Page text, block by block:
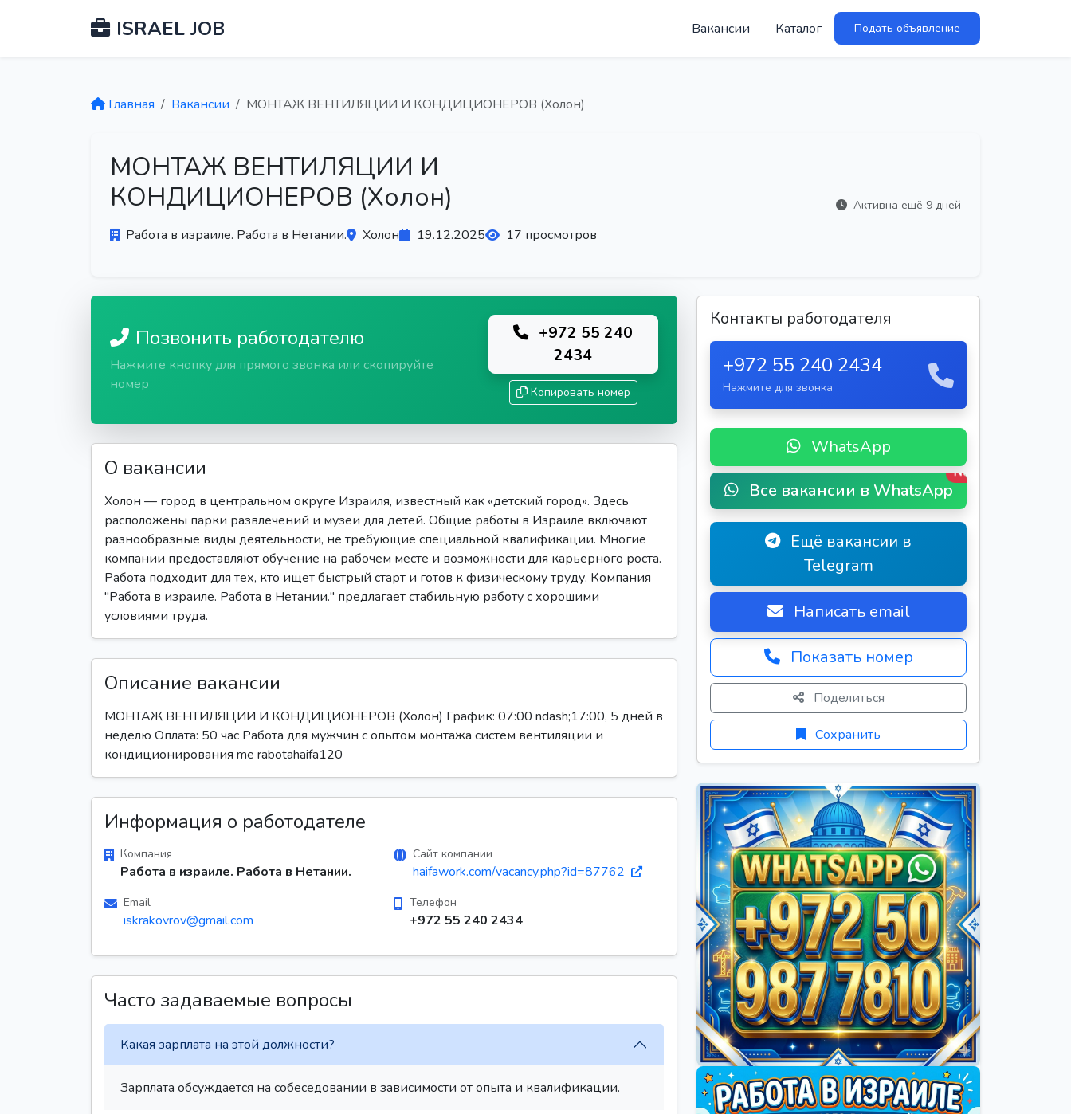
ISRAEL JOB Вакансии Каталог Подать объявление
Главная Вакансии МОНТАЖ ВЕНТИЛЯЦИИ И КОНДИЦИОНЕРОВ (Холон)
МОНТАЖ ВЕНТИЛЯЦИИ И
КОНДИЦИОНЕРОВ (Холон)
Работа в израиле. Работа в Нетании. Холон 19.12.2025 17 просмотров
Активна ещё 9 дней
Позвонить работодателю
Нажмите кнопку для прямого звонка или скопируйте
номер
+972 55 240
2434
Копировать номер
О вакансии
Холон — город в центральном округе Израиля, известный как «детский город». Здесь
расположены парки развлечений и музеи для детей. Общие работы в Израиле включают
разнообразные виды деятельности, не требующие специальной квалификации. Многие
компании предоставляют обучение на рабочем месте и возможности для карьерного роста.
Работа подходит для тех, кто ищет быстрый старт и готов к физическому труду. Компания
"Работа в израиле. Работа в Нетании." предлагает стабильную работу с хорошими
условиями труда.
Описание вакансии
МОНТАЖ ВЕНТИЛЯЦИИ И КОНДИЦИОНЕРОВ (Холон) График: 07:00 ndash;17:00, 5 дней в
неделю Оплата: 50 час Работа для мужчин с опытом монтажа систем вентиляции и
кондиционирования me rabotahaifa120
Информация о работодателе
Компания
Работа в израиле. Работа в Нетании.
Сайт компании
haifawork.com/vacancy.php?id=87762
Email
iskrakovrov@gmail.com
Телефон
+972 55 240 2434
Часто задаваемые вопросы
Какая зарплата на этой должности?
Зарплата обсуждается на собеседовании в зависимости от опыта и квалификации.
Контакты работодателя
+972 55 240 2434
Нажмите для звонка
WhatsApp
Все вакансии в WhatsApp
New
Ещё вакансии в
Telegram
Написать email
Показать номер
Поделиться
Сохранить